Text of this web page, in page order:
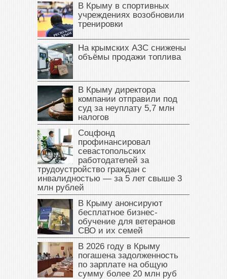
В Крыму в спортивных
учреждениях возобновили
тренировки
На крымских АЗС снижены
объёмы продажи топлива
В Крыму директора
компании отправили под
суд за неуплату 5,7 млн
налогов
Соцфонд
профинансировал
севастопольских
работодателей за
трудоустройство граждан с
инвалидностью — за 5 лет свыше 3
млн рублей
В Крыму анонсируют
бесплатное бизнес-
обучение для ветеранов
СВО и их семей
В 2026 году в Крыму
погашена задолженность
по зарплате на общую
сумму более 20 млн руб